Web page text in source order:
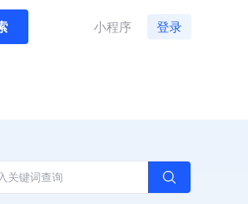
小程序 登录